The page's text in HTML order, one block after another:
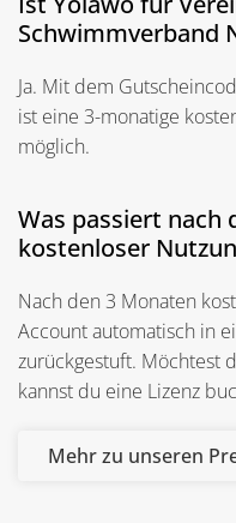
Schwimmverband
Ja. Mit dem
ist eine 3-monatige
möglich.
Was passiert nach
kostenloser
Nach den 3 Monaten
Account automatisch in
zurückgestuft. Möchtest
kannst du eine Lizenz
Mehr zu unseren